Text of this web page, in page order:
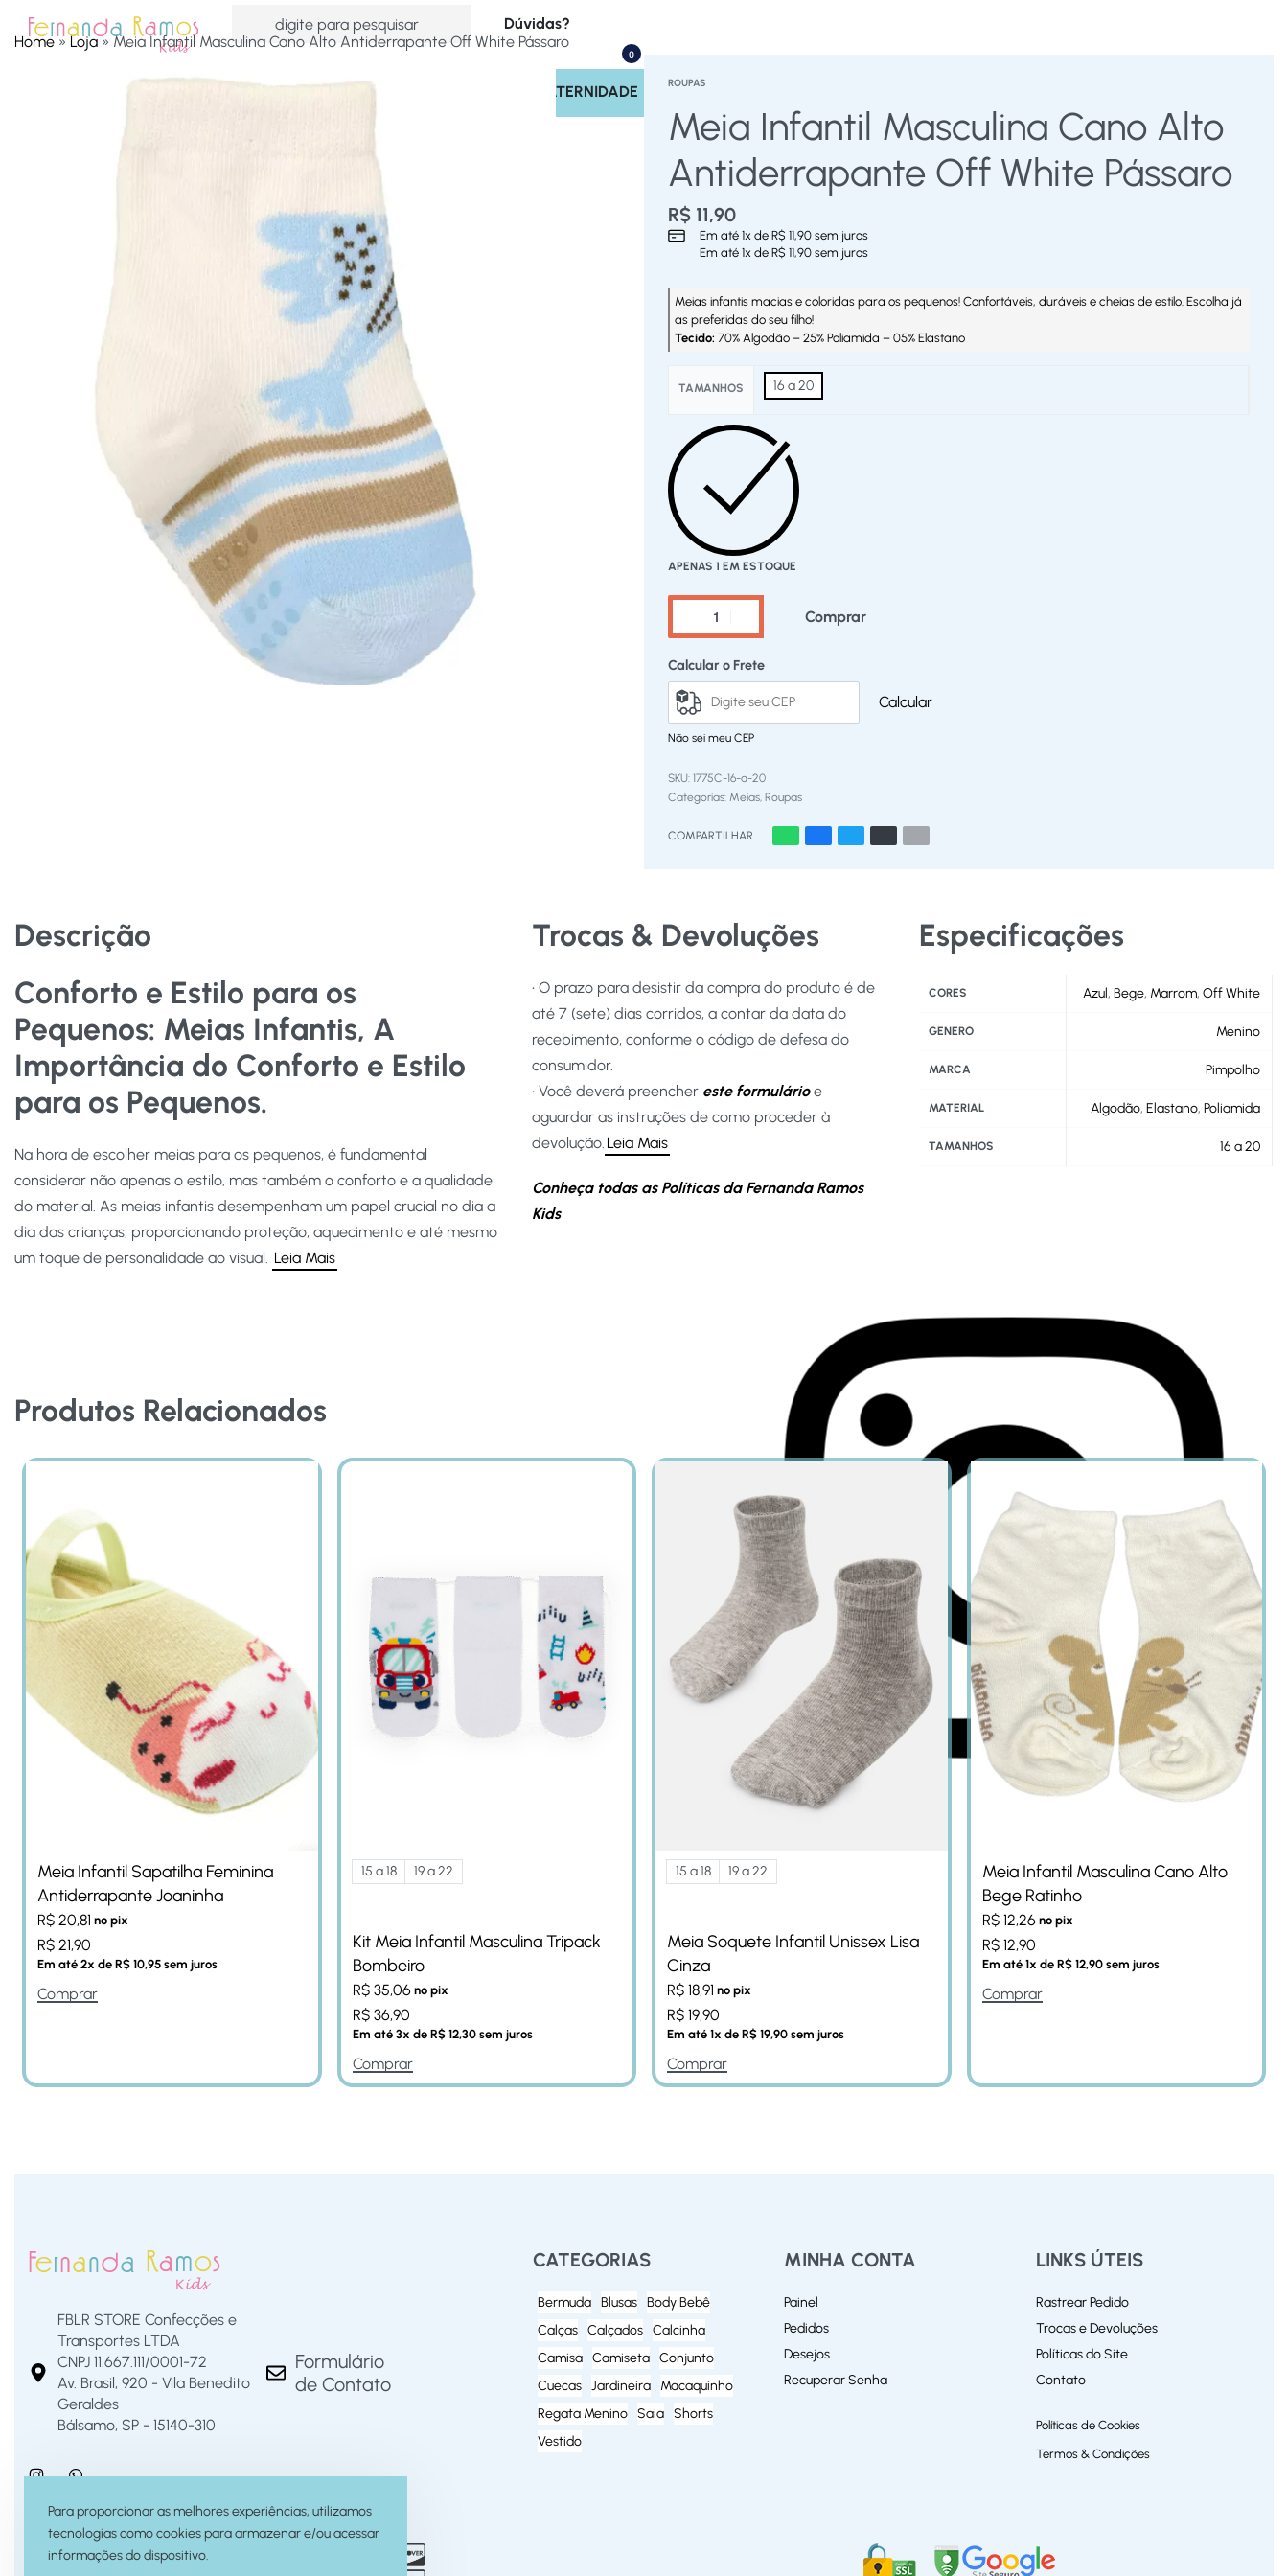
Dúvidas?
(17) 99713-4221
0
HOME ACESSÓRIOS MENINAS SAÍDA MATERNIDADE
Home»Loja»Meia Infantil Masculina Cano Alto Antiderrapante Off White Pássaro
ROUPAS
Meia Infantil Masculina Cano Alto
Antiderrapante Off White Pássaro
R$ 11,90
Em até 1x de R$ 11,90 sem juros
Em até 1x de R$ 11,90 sem juros
Meias infantis macias e coloridas para os pequenos! Confortáveis, duráveis e cheias de estilo. Escolha já
as preferidas do seu filho!
Tecido: 70% Algodão – 25% Poliamida – 05% Elastano
TAMANHOS 16 a 20
APENAS 1 EM ESTOQUE
Comprar
Calcular o Frete
Calcular
Não sei meu CEP
1775C-16-a-20
Categorias: Meias, Roupas
COMPARTILHAR
Descrição
Conforto e Estilo para os
Pequenos: Meias Infantis, A
Importância do Conforto e Estilo
para os Pequenos.
Na hora de escolher meias para os pequenos, é fundamental
considerar não apenas o estilo, mas também o conforto e a qualidade
do material. As meias infantis desempenham um papel crucial no dia a
dia das crianças, proporcionando proteção, aquecimento e até mesmo
um toque de personalidade ao visual. Leia Mais
Trocas & Devoluções
• O prazo para desistir da compra do produto é de
até 7 (sete) dias corridos, a contar da data do
recebimento, conforme o código de defesa do
consumidor.
• Você deverá preencher este formulárioe
aguardar as instruções de como proceder à
devolução. Leia Mais
Conheça todas as Políticas da Fernanda Ramos
Kids
Especificações
CORES Azul,Bege, Marrom,Off White
GENERO Menino
MARCA Pimpolho
MATERIAL Algodão,Elastano,Poliamida
TAMANHOS 16 a 20
Produtos Relacionados
Meia Infantil Sapatilha Feminina
Antiderrapante Joaninha
R$ 20,81 no pix
R$ 21,90
Em até 2x de R$ 10,95 sem juros
Comprar
15 a 18 19 a 22
Kit Meia Infantil Masculina Tripack
Bombeiro
R$35,06 no pix
R$36,90
Em até 3x de R$12,30sem juros
Comprar
15 a 18 19 a 22
Meia Soquete Infantil Unissex Lisa
Cinza
R$ 18,91 no pix
R$ 19,90
Em até 1x de R$ 19,90 sem juros
Comprar
Meia Infantil Masculina Cano Alto
Bege Ratinho
R$12,26 no pix
R$12,90
Em até 1x de R$12,90sem juros
Comprar
FBLR STORE Confecções e
Transportes LTDA
CNPJ 11.667.111/0001-72
Av. Brasil, 920 - Vila Benedito
Geraldes
Bálsamo, SP - 15140-310
Formulário
de Contato
CATEGORIAS
Bermuda Blusas
Body Bebê
Calças
Calçados
Calcinha
Camisa
Camiseta
Conjunto
Cuecas
Jardineira
Macaquinho
Regata Menino
Saia
Shorts
Vestido
MINHA CONTA
Painel
Pedidos
Desejos
Recuperar Senha
LINKS ÚTEIS
Rastrear Pedido
Trocas e Devoluções
Políticas do Site
Contato
Políticas de Cookies
Termos & Condições
Para proporcionar as melhores experiências, utilizamos
tecnologias como cookies para armazenar e/ou acessar
informações do dispositivo.